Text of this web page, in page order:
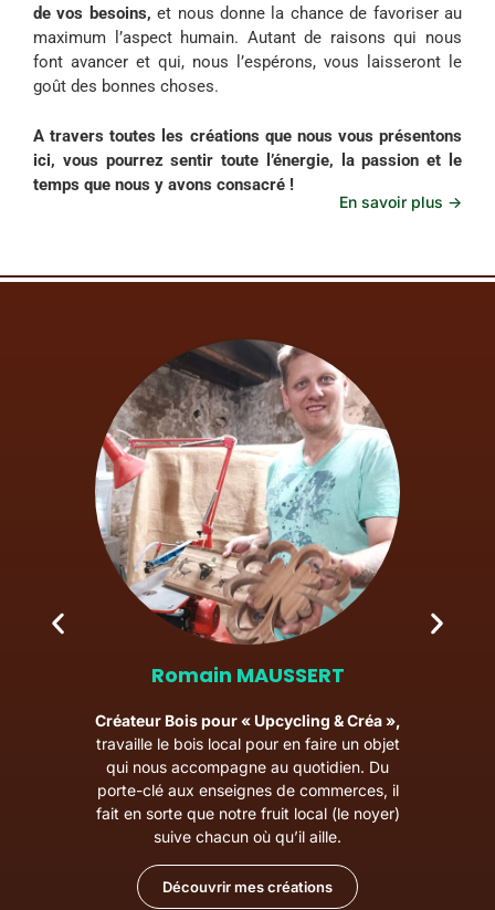
de vos besoins, et nous donne la chance de favoriser au
maximum l’aspect humain. Autant de raisons qui nous
font avancer et qui, nous l’espérons, vous laisseront le
goût des bonnes choses.
A travers toutes les créations que nous vous présentons
ici, vous pourrez sentir toute l’énergie, la passion et le
temps que nous y avons consacré !
En savoir plus ->
Eric BARRET
Tourneur sur Bois pour « Au grès du
bois »,propose des Créations toujours
plus originales. A l’écoute du besoin du
client, il s’investit afin de capter autant la
clientèle masculine que féminine.
Découvrir mes créations